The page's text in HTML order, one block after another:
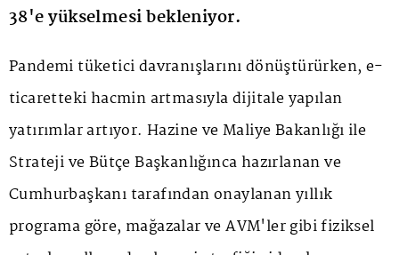
38'e yükselmesi bekleniyor.
Pandemi tüketici davranışlarını dönüştürürken, e-
ticaretteki hacmin artmasıyla dijitale yapılan
yatırımlar artıyor. Hazine ve Maliye Bakanlığı ile
Strateji ve Bütçe Başkanlığınca hazırlanan ve
Cumhurbaşkanı tarafından onaylanan yıllık
programa göre, mağazalar ve AVM'ler gibi fiziksel